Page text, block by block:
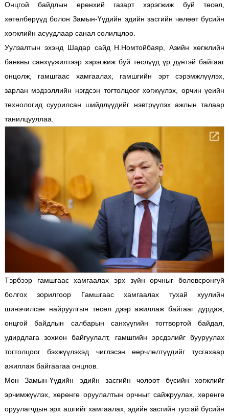
Онцгой байдлын ерөнхий газарт хэрэгжиж буй төсөл,
хөтөлбөрүүд болон Замын-Үүдийн эдийн засгийн чөлөөт бүсийн
хөгжлийн асуудлаар санал солилцлоо.
Уулзалтын эхэнд Шадар сайд Н.Номтойбаяр, Азийн хөгжлийн
банкны санхүүжилтээр хэрэгжиж буй төслүүд үр дүнтэй байгааг
онцолж, гамшгаас хамгаалах, гамшгийн эрт сэрэмжлүүлэх,
зарлан мэдээллийн нэгдсэн тогтолцоог хөгжүүлэх, орчин үеийн
технологид суурилсан шийдлүүдийг нэвтрүүлэх ажлын талаар
танилцууллаа.
Тэрбээр гамшгаас хамгаалах эрх зүйн орчныг боловсронгуй
болгох зорилгоор Гамшгаас хамгаалах тухай хуулийн
шинэчилсэн найруулгын төсөл дээр ажиллаж байгааг дурдаж,
онцгой байдлын салбарын санхүүгийн тогтвортой байдал,
удирдлага зохион байгуулалт, гамшгийн эрсдэлийг бууруулах
тогтолцоог бэхжүүлэхэд чиглэсэн өөрчлөлтүүдийг тусгахаар
ажиллаж байгаагаа онцлов.
Мөн Замын-Үүдийн эдийн засгийн чөлөөт бүсийн хөгжлийг
эрчимжүүлэх, хөрөнгө оруулалтын орчныг сайжруулах, хөрөнгө
оруулагчдын эрх ашгийг хамгаалах, эдийн засгийн тусгай бүсийн